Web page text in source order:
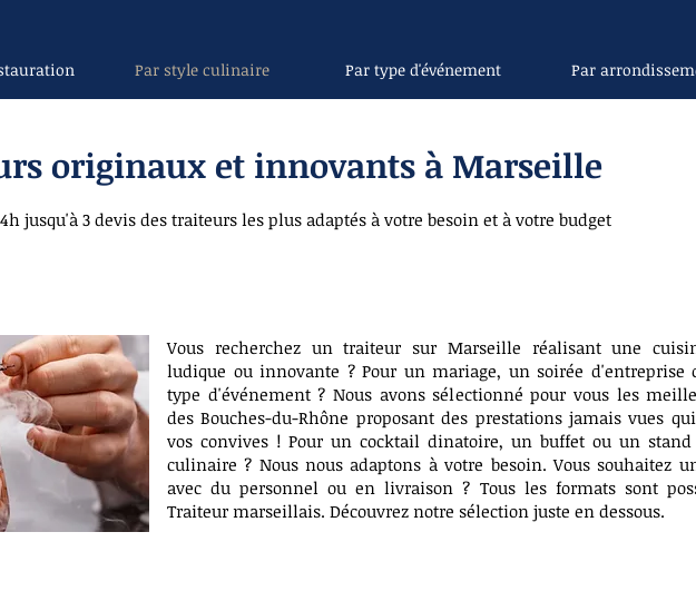
Par style culinaire Par type d'événement Par
originaux et innovants à Marseille
jusqu'à 3 devis des traiteurs les plus adaptés à votre besoin et à votre budget
Vous recherchez un traiteur sur Marseille réalisant une
ludique ou innovante ? Pour un mariage, un soirée d'entreprise
type d'événement ? Nous avons sélectionné pour vous les
des Bouches-du-Rhône proposant des prestations jamais vues
vos convives ! Pour un cocktail dinatoire, un buffet ou un
culinaire ? Nous nous adaptons à votre besoin. Vous souhaitez
avec du personnel ou en livraison ? Tous les formats sont
Traiteur marseillais. Découvrez notre sélection juste en dessous.